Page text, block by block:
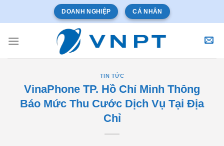
dung
DOANH NGHIỆP CÁ NHÂN
TIN TỨC
VinaPhone TP. Hồ Chí Minh Thông
Báo Mức Thu Cước Dịch Vụ Tại Địa
Chỉ